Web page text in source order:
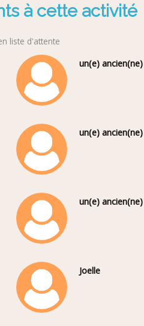
à cette activité
liste d'attente
un(e) ancien(ne)
un(e) ancien(ne)
un(e) ancien(ne)
Joelle